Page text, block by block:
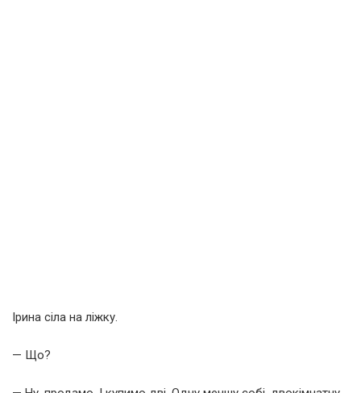
Ірина сіла на ліжку.
— Що?